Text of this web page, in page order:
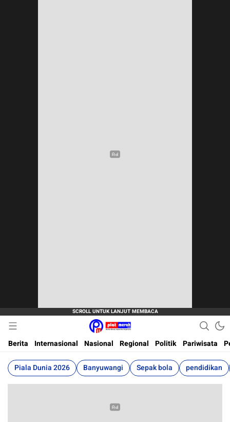
Plat Merah
Berita Terkini, Akurat, Terpercaya Dan Cepat
Berita
Internasional Nasional Regional Politik Pariwisata
Piala Dunia 2026 Banyuwangi Sepak bola pendidikan